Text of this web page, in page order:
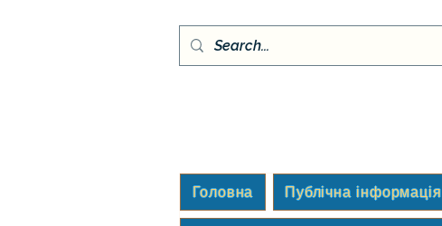
Головна Публічна інформація